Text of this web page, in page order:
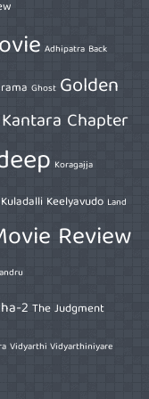
Adhipatra Back
Ghost Golden
Kantara Chapter
Koragajja
Kuladalli Keelyavudo Land
Review
2 The Judgment
Vidyarthi Vidyarthiniyare